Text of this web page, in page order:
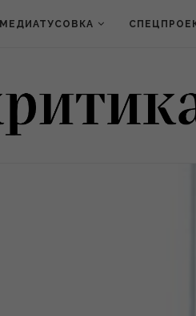
МЕДИАТУСОВКА